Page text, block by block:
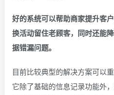
好的系统可以帮助商家提升客
换活动留住老顾客，同时还能
据错漏问题。
目前比较典型的解决方案可以
它除了基础的信息记录功能外